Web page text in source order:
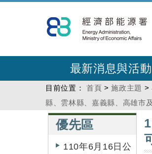
到
主
內
最新消息與活動
目前位置： 首頁 >施政主題 >
縣、雲林縣、嘉義縣、高雄市
優先區
110年6月16日公